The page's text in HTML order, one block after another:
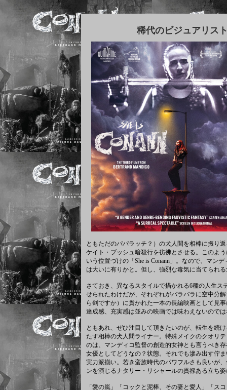
稀代のビジュアリス
ともただのパパラッチ？）の犬人間を相棒に振り
ケイト・ブッシュ暗殺行を彷彿とさせる。このよ
いう位置づけの「She is Conann」。なので、マン
は大いに有りかと。但し、強烈な毒気に当てられ
さておき、異なるスタイルで描かれる6種の人生
せられたわけだが、それぞれがバラバラに空中分
ら剣ですか）に貫かれた一本の長編映画として見
達成感、充実感は並みの映画では味わえないので
ともあれ、ぜひ注目して頂きたいのが、転生を続
たす相棒の犬人間ライナー。特殊メイクのクオリ
のは、マンディコ監督の創造的女神とも言うべき
女優としてどうなの？状態。それでも滲み出す佇
実力派揃い。若き蛮族時代のパワフルさも良いが
ンを演じるナタリー・リシャールの貫禄ある立ち
「愛の嵐」「コックと泥棒、その妻と愛人」「ス